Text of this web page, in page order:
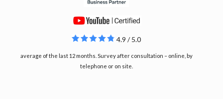
4.9 / 5.0
average of the last 12 months. Survey after consultation – online, by
telephone or on site.